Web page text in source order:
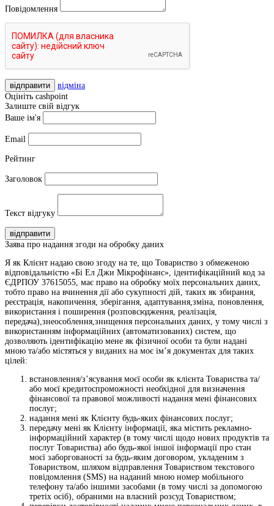
Повідомлення
відправити
відміна
Оцініть cashpoint
Залиште свій відгук
Ваше ім'я
Email
Рейтинг
Заголовок
Текст відгуку
відправити
Заява про надання згоди на обробку даних
Я як Клієнт надаю свою згоду на те, що Товариство з обмеженою
відповідальністю «Бі Ел Джи Мікрофінанс», ідентифікаційний код за
ЄДРПОУ 37615055, має право на обробку моїх персональних даних,
тобто право на вчинення дії або сукупності дій, таких як збирання,
реєстрація, накопичення, зберігання, адаптування,зміна, поновлення,
використання і поширення (розповсюдження, реалізація,
передача),знеособлення,знищення персональних даних, у тому числі з
використанням інформаційних (автоматизованих) систем, що
дозволяють ідентифікацію мене як фізичної особи та були надані
мною та/або містяться у виданих на моє ім’я документах для таких
цілей:
встановлення/з’ясування моєї особи як клієнта Товариства та/
або моєї кредитоспроможності необхідної для визначення
фінансової та правової можливості надання мені фінансових
послуг;
надання мені як Клієнту будь-яких фінансових послуг;
передачу мені як Клієнту інформації, яка містить рекламно-
інформаційний характер (в тому числі щодо нових продуктів та
послуг Товариства) або будь-якої іншої інформації про стан
моєї заборгованості за будь-яким договором, укладеним з
Товариством, шляхом відправлення Товариством текстового
повідомлення (SMS) на наданий мною номер мобільного
телефону та/або іншими засобами (в тому числі за допомогою
третіх осіб), обраними на власний розсуд Товариством;